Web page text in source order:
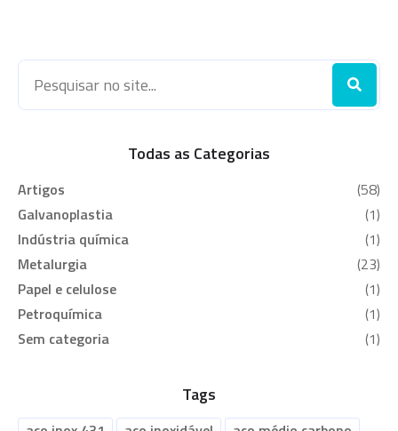
Todas as Categorias
Artigos
(58)
Galvanoplastia
(1)
Indústria química
(1)
Metalurgia
(23)
Papel e celulose
(1)
Petroquímica
(1)
Sem categoria
(1)
Tags